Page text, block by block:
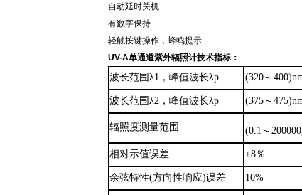
自动延时关机
有数字保持
轻触按键操作，蜂鸣提示
UV-A单通道紫外辐照计技术指标：
波长范围λ1，峰值波长λp (320～400)
波长范围λ2，峰值波长λp (375～475)
辐照度测量范围 (0.1～
相对示值误差 ±8％
余弦特性(方向性响应)误差 10%